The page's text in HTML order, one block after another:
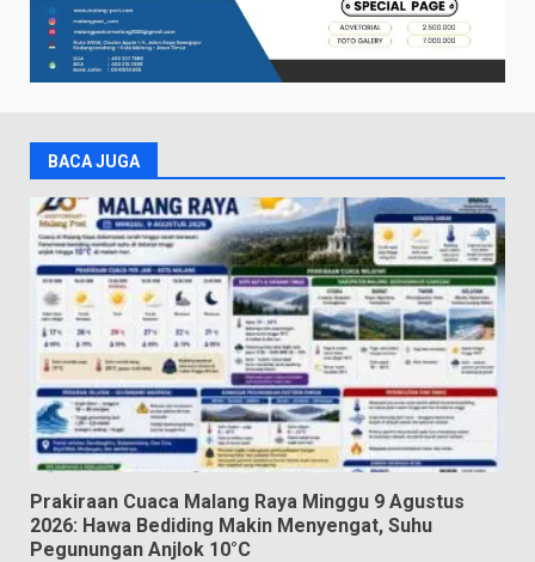
BACA JUGA
Prakiraan Cuaca Malang Raya Minggu 9 Agustus
2026: Hawa Bediding Makin Menyengat, Suhu
Pegunungan Anjlok 10°C